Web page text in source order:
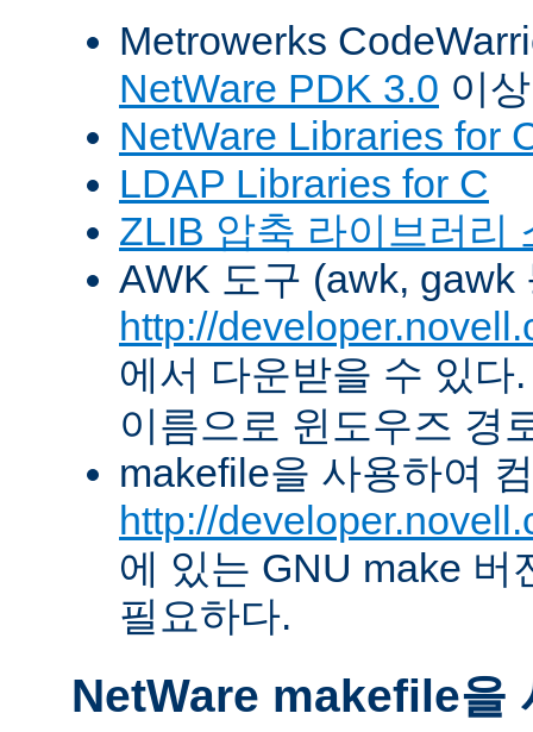
Metrowerks
NetWare PDK 3.0 이
NetWare Libraries for
LDAP Libraries for C
ZLIB 압축 라이브러리
AWK 도구 (awk, gawk
http://
에서 다운받을 수 있
이름으로 윈도우즈 경
makefile을 사용하여
http://
에 있는 GNU make 버
필요하다.
NetWare makefile을